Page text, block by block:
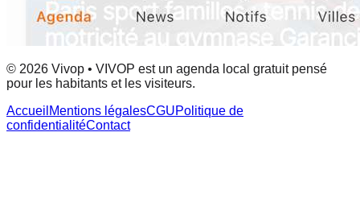
© 2026 Vivop • VIVOP est un agenda local gratuit pensé
pour les habitants et les visiteurs.
Accueil Mentions légalesCGUPolitique de
confidentialitéContact